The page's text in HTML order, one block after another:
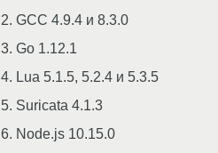
2. GCC 4.9.4 и 8.3.0
3. Go 1.12.1
4. Lua 5.1.5, 5.2.4 и 5.3.5
5. Suricata 4.1.3
6. Node.js 10.15.0